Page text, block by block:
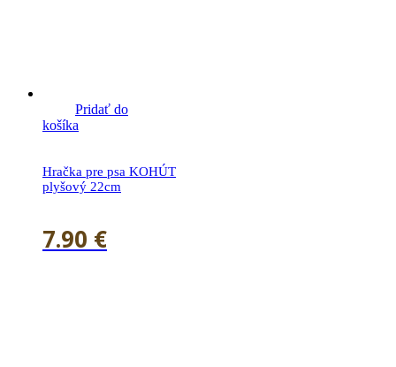
Pridať do
košíka
Hračka pre psa KOHÚT
plyšový 22cm
7.90 €